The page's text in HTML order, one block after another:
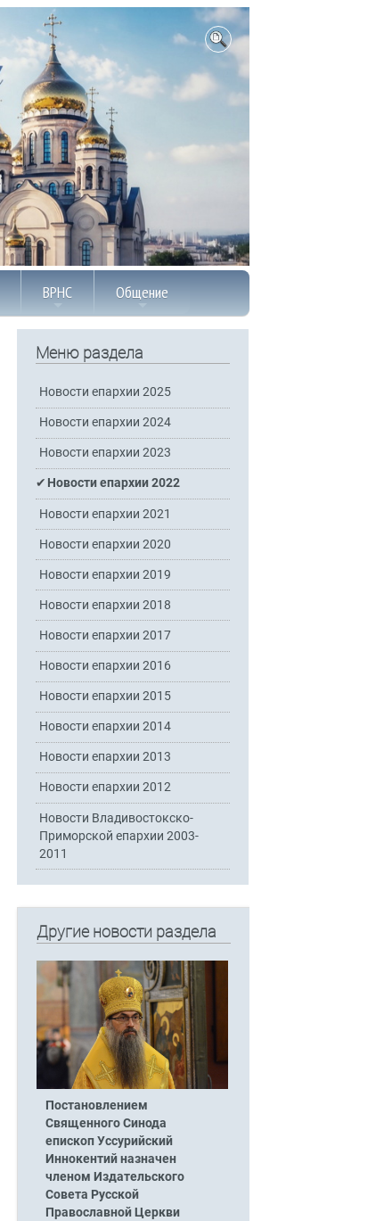
ВРНС Общение
Меню раздела
Новости епархии 2025
Новости епархии 2024
Новости епархии 2023
Новости епархии 2022
Новости епархии 2021
Новости епархии 2020
Новости епархии 2019
Новости епархии 2018
Новости епархии 2017
Новости епархии 2016
Новости епархии 2015
Новости епархии 2014
Новости епархии 2013
Новости епархии 2012
Новости Владивостокско-
Приморской епархии 2003-
2011
Другие новости раздела
Постановлением
Священного Синода
епископ Уссурийский
Иннокентий назначен
членом Издательского
Совета Русской
Православной Церкви